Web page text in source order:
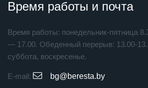
Время работы и почта
Время работы: понедельник-пятница
— 17.00. Обеденный перерыв: 13.00-
суббота, воскресенье.
E-mail: bg@beresta.by